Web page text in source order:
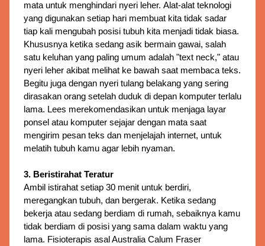
mata untuk menghindari nyeri leher. Alat-alat teknologi
yang digunakan setiap hari membuat kita tidak sadar
tiap kali mengubah posisi tubuh kita menjadi tidak biasa.
Khususnya ketika sedang asik bermain gawai, salah
satu keluhan yang paling umum adalah "text neck," atau
nyeri leher akibat melihat ke bawah saat membaca teks.
Begitu juga dengan nyeri tulang belakang yang sering
dirasakan orang setelah duduk di depan komputer terlalu
lama. Lees merekomendasikan untuk menjaga layar
ponsel atau komputer sejajar dengan mata saat
mengirim pesan teks dan menjelajah internet, untuk
melatih tubuh kamu agar lebih nyaman.
3. Beristirahat Teratur
Ambil istirahat setiap 30 menit untuk berdiri,
meregangkan tubuh, dan bergerak. Ketika sedang
bekerja atau sedang berdiam di rumah, sebaiknya kamu
tidak berdiam di posisi yang sama dalam waktu yang
lama. Fisioterapis asal Australia Calum Fraser